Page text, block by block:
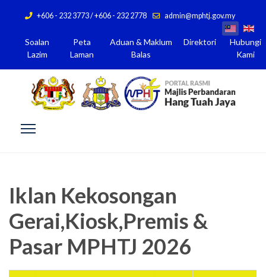
+606 - 232 3773 / +606 - 232 2778 admin@mphtj.gov.my
Soalan
Lazim
Peta
Laman
Aduan & Maklum
Balas
Direktori
Hubungi
Kami
Iklan Kekosongan
Gerai,Kiosk,Premis &
Pasar MPHTJ 2026